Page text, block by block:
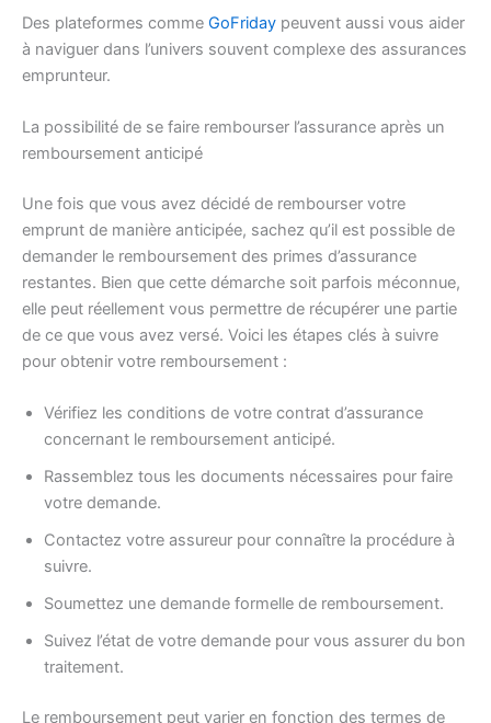
Des plateformes comme GoFriday peuvent aussi vous aider
à naviguer dans l’univers souvent complexe des assurances
emprunteur.
La possibilité de se faire rembourser l’assurance après un
remboursement anticipé
Une fois que vous avez décidé de rembourser votre
emprunt de manière anticipée, sachez qu’il est possible de
demander le remboursement des primes d’assurance
restantes. Bien que cette démarche soit parfois méconnue,
elle peut réellement vous permettre de récupérer une partie
de ce que vous avez versé. Voici les étapes clés à suivre
pour obtenir votre remboursement :
Vérifiez les conditions de votre contrat d’assurance
concernant le remboursement anticipé.
Rassemblez tous les documents nécessaires pour faire
votre demande.
Contactez votre assureur pour connaître la procédure à
suivre.
Soumettez une demande formelle de remboursement.
Suivez l’état de votre demande pour vous assurer du bon
traitement.
Le remboursement peut varier en fonction des termes de